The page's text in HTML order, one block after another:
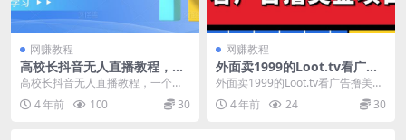
网赚教程
高校长抖音无人直播教程，一
个人就可以在家操作，直播带
高校长抖音无人直播教程，一个人
就可以在家操作，直播带货被动收
入 深度解析一个人如...
4 年前 100 30
网赚教程
外面卖1999的Loot.tv看广告
撸美金项目，号称月入轻松40
道】
外面卖1999的Loot.tv看广告撸美金
项目，号称月入轻松4000【详细教
程+...4 年前 24 30